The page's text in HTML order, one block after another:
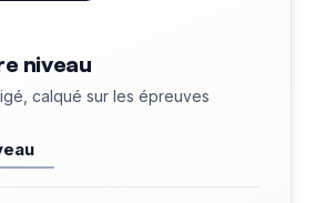
niveau
calqué sur les épreuves